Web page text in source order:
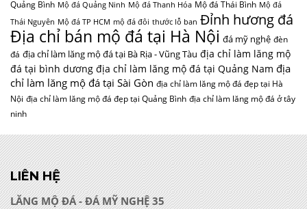
Quảng Bình Mộ đá Quảng Ninh Mộ đá Thanh Hóa Mộ đá Thái Bình Mộ đá
Thái Nguyên Mộ đá TP HCM mộ đá đôi thước lỗ ban Đỉnh hương đá
Địa chỉ bán mộ đá tại Hà Nội đá mỹ nghệ đèn
đá địa chỉ làm lăng mộ đá tại Bà Rịa - Vũng Tàu địa chỉ làm lăng mộ
đá tại bình dương địa chỉ làm lăng mộ đá tại Quảng Nam địa
chỉ làm lăng mộ đá tại Sài Gòn địa chỉ làm lăng mộ đá đẹp tại Hà
Nội địa chỉ làm lăng mộ đá đẹp tại Quảng Bình địa chỉ làm lăng mộ đá ở tây
ninh
LIÊN HỆ
LĂNG MỘ ĐÁ - ĐÁ MỸ NGHỆ 35